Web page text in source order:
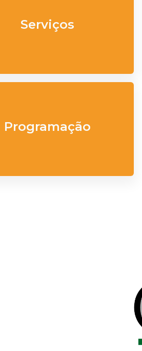
Serviços
Programação